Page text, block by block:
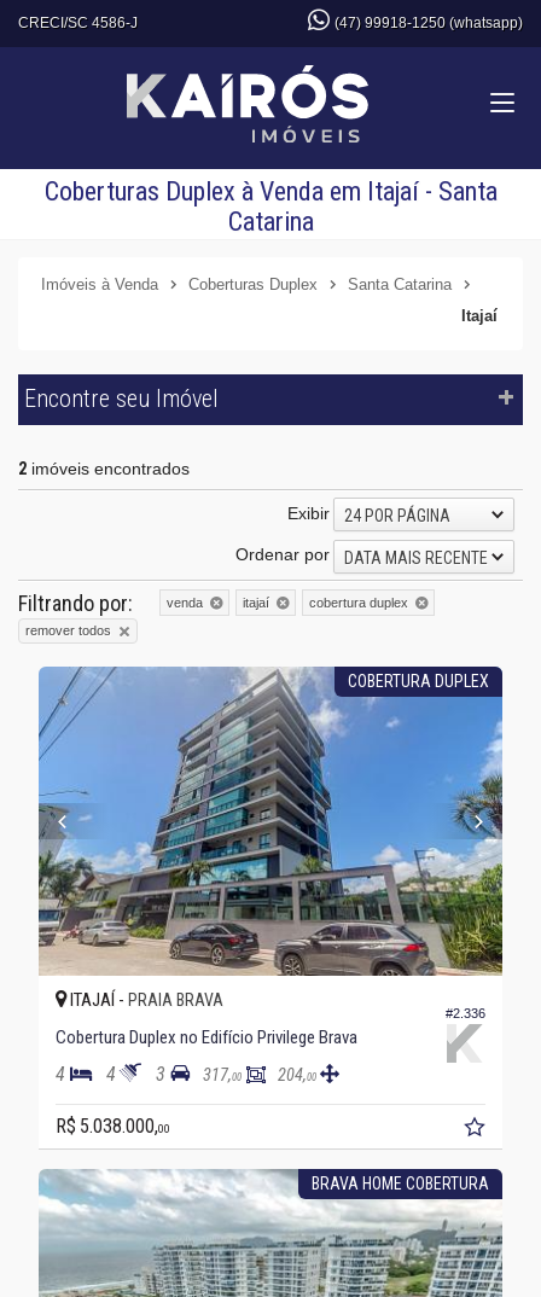
CRECI/SC 4586-J (47) 99918-1250 (whatsapp)
Coberturas Duplex à Venda em Itajaí - Santa
Catarina
Imóveis à Venda Coberturas Duplex
Santa Catarina
Itajaí
Encontre seu Imóvel
2 imóveis encontrados
Exibir
24 POR PÁGINA
Ordenar por
DATA MAIS RECENTE
Filtrando por: venda itajaí
cobertura duplex
remover todos
COBERTURA DUPLEX
#2.336
ITAJAÍ - PRAIA BRAVA
Cobertura Duplex no Edifício Privilege Brava
4 4 3 317,00 204,00
R$ 5.038.000,00
BRAVA HOME COBERTURA